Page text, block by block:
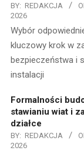
BY: REDAKCJA
2026
Wybór
kluczowy krok w
bezpieczeństwa i
instalacji
Formalności
stawianiu wiat i
działce
BY: REDAKCJA
2026